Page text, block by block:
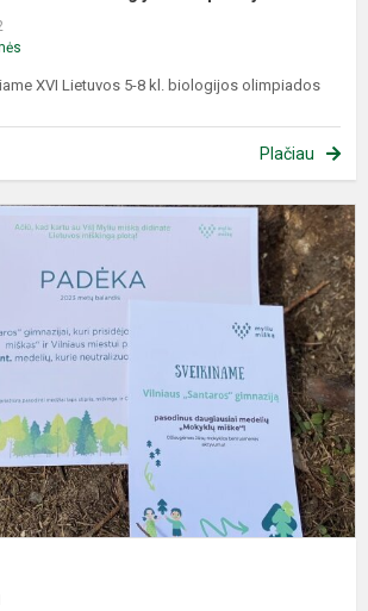
XVI Lietuvos 5-8 kl. biologijos olimpiados
Plačiau